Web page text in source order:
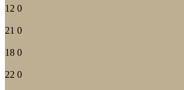
12 0
21 0
18 0
22 0